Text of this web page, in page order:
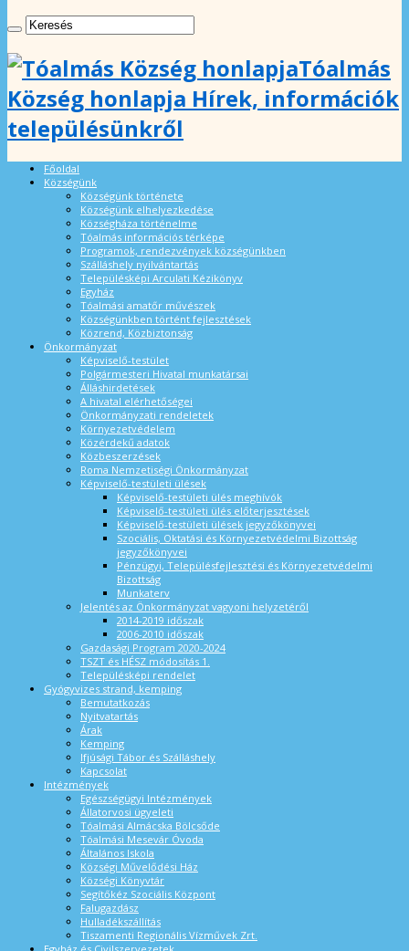
Tóalmás
Község honlapja Hírek, információk
településünkről
Főoldal
Községünk
Községünk története
Községünk elhelyezkedése
Községháza történelme
Tóalmás információs térképe
Programok, rendezvények községünkben
Szálláshely nyilvántartás
Településképi Arculati Kézikönyv
Egyház
Tóalmási amatőr művészek
Községünkben történt fejlesztések
Közrend, Közbiztonság
Önkormányzat
Képviselő-testület
Polgármesteri Hivatal munkatársai
Álláshirdetések
A hivatal elérhetőségei
Önkormányzati rendeletek
Környezetvédelem
Közérdekű adatok
Közbeszerzések
Roma Nemzetiségi Önkormányzat
Képviselő-testületi ülések
Képviselő-testületi ülés meghívók
Képviselő-testületi ülés előterjesztések
Képviselő-testületi ülések jegyzőkönyvei
Szociális, Oktatási és Környezetvédelmi Bizottság
jegyzőkönyvei
Pénzügyi, Településfejlesztési és Környezetvédelmi
Bizottság
Munkaterv
Jelentés az Önkormányzat vagyoni helyzetéről
2014-2019 időszak
2006-2010 időszak
Gazdasági Program 2020-2024
TSZT és HÉSZ módosítás 1.
Településképi rendelet
Gyógyvizes strand, kemping
Bemutatkozás
Nyitvatartás
Árak
Kemping
Ifjúsági Tábor és Szálláshely
Kapcsolat
Intézmények
Egészségügyi Intézmények
Állatorvosi ügyeleti
Tóalmási Almácska Bölcsőde
Tóalmási Mesevár Óvoda
Általános Iskola
Községi Művelődési Ház
Községi Könyvtár
Segítőkéz Szociális Központ
Falugazdász
Hulladékszállítás
Tiszamenti Regionális Vízművek Zrt.